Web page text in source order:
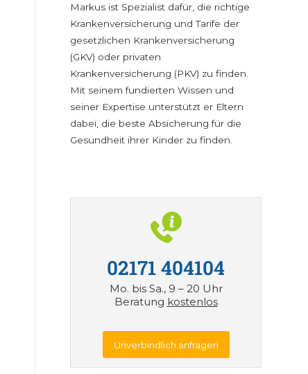
Markus ist Spezialist dafür, die richtige
Krankenversicherung und Tarife der
gesetzlichen Krankenversicherung
(GKV) oder privaten
Krankenversicherung (PKV) zu finden.
Mit seinem fundierten Wissen und
seiner Expertise unterstützt er Eltern
dabei, die beste Absicherung für die
Gesundheit ihrer Kinder zu finden.
02171 404104
Mo. bis Sa., 9 – 20 Uhr
Beratung kostenlos
Unverbindlich anfragen